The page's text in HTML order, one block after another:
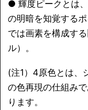
● 輝度ピークとは
の明暗を知覚する
では画素を構成す
ル）。
(注1）4原色とは、
の色再現の仕組み
ります。